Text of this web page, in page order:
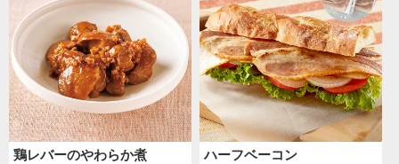
鶏レバーのやわらか煮 ハーフベーコン